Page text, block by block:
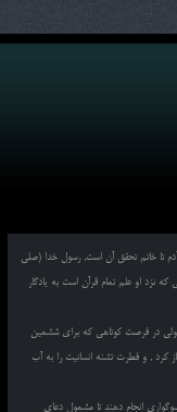
تا خاتم تحقق آن است, رسول خدا (صلی
نزد او علم تمام قرآن است به یادگار
ولی در فرصت کوتاهی که برای ششمین
کرد , و فطرت تشنه انسانیت را به آب
انجام دهند تا مشمول دعای